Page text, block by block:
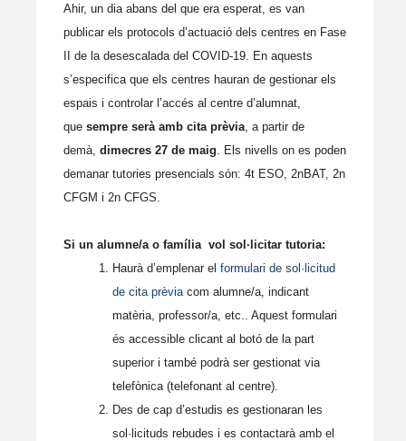
at
s
A
p
p
ai
l
itt
er
e
b
o
o
k
ai
l
es
ky
m
ar
ix
Ahir, un dia abans del que era esperat, es van
publicar els protocols d’actuació dels centres en Fase
II de la desescalada del COVID-19. En aquests
s’especifica que els centres hauran de gestionar els
espais i controlar l’accés al centre d’alumnat,
que sempre serà amb cita prèvia , a partir de
demà, dimecres 27 de maig . Els nivells on es poden
demanar tutories presencials són: 4t ESO, 2nBAT, 2n
CFGM i 2n CFGS.
Si un alumne/a o família vol sol·licitar tutoria:
Haurà d’emplenar el formulari de sol·licitud
de cita prèvia com alumne/a, indicant
matèria, professor/a, etc.. Aquest formulari
és accessible clicant al botó de la part
superior i també podrà ser gestionat via
telefònica (telefonant al centre).
Des de cap d’estudis es gestionaran les
sol·licituds rebudes i es contactarà amb el